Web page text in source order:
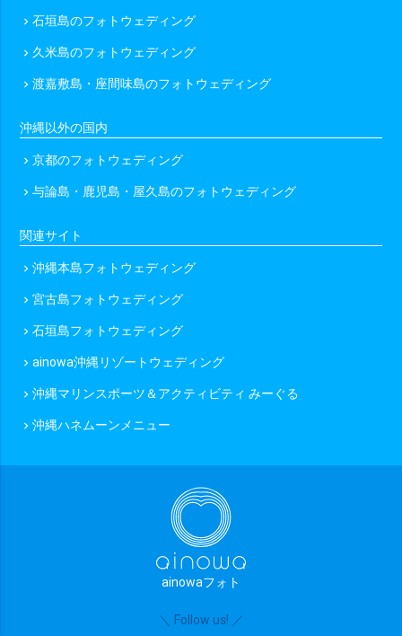
chevron_right石垣島のフォトウェディング
chevron_right 久米島のフォトウェディング
chevron_right渡嘉敷島・座間味島のフォトウェディング
沖縄以外の国内
chevron_right京都のフォトウェディング
chevron_right与論島・鹿児島・屋久島のフォトウェディング
関連サイト
chevron_right沖縄本島フォトウェディング
chevron_right宮古島フォトウェディング
chevron_right石垣島フォトウェディング
chevron_rightainowa沖縄リゾートウェディング
chevron_right沖縄マリンスポーツ＆アクティビティ みーぐる
chevron_right沖縄ハネムーンメニュー
ainowaフォト
＼ Follow us! ／